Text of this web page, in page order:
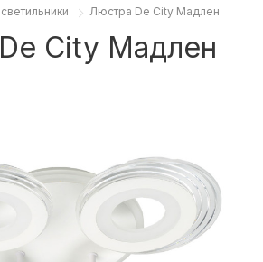
Люстра De City Мадлен
City Мадлен